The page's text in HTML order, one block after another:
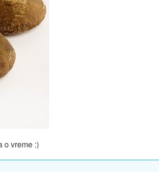
o vreme :)